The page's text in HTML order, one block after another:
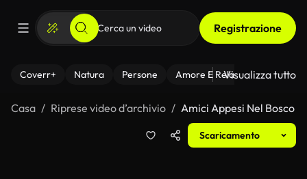
Registrazione
Coverr+ Natura Persone Amore E Relazioni Il
Visualizza tutto
Casa Riprese video d’archivio Amici Appesi Nel Bosco
Scaricamento